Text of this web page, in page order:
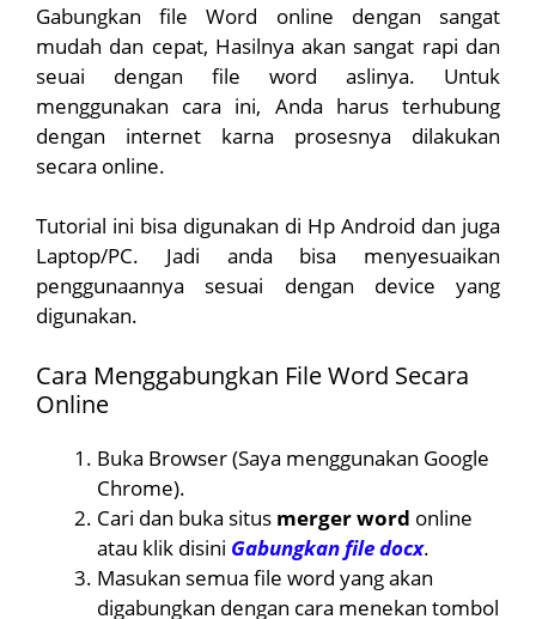
Gabungkan file Word online dengan sangat
mudah dan cepat, Hasilnya akan sangat rapi dan
seuai dengan file word aslinya. Untuk
menggunakan cara ini, Anda harus terhubung
dengan internet karna prosesnya dilakukan
secara online.
Tutorial ini bisa digunakan di Hp Android dan juga
Laptop/PC. Jadi anda bisa menyesuaikan
penggunaannya sesuai dengan device yang
digunakan.
Cara Menggabungkan File Word Secara
Online
Buka Browser (Saya menggunakan Google
Chrome).
Cari dan buka situs merger word online
atau klik disini Gabungkan file docx.
Masukan semua file word yang akan
digabungkan dengan cara menekan tombol